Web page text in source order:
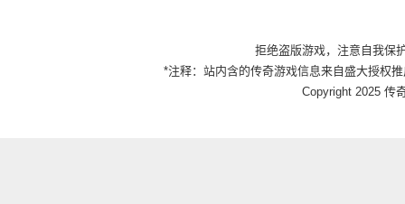
拒绝盗版游戏，注意自我保
*注释：站内含的传奇游戏信息来自盛大授权
Copyright 2025 传